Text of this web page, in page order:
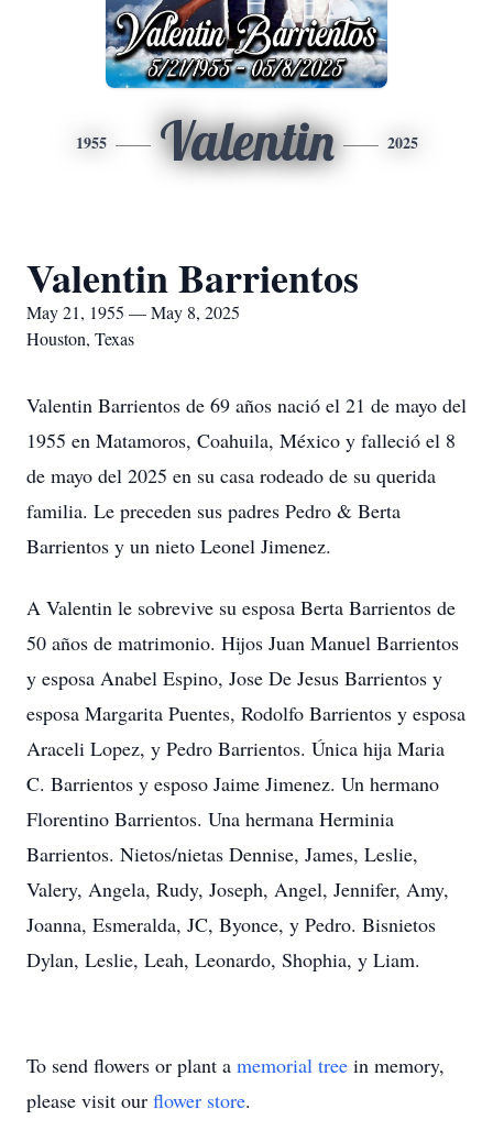
1955 Valentin 2025
Valentin Barrientos
May 21, 1955 — May 8, 2025
Houston, Texas
Valentin Barrientos de 69 años nació el 21 de mayo del
1955 en Matamoros, Coahuila, México y falleció el 8
de mayo del 2025 en su casa rodeado de su querida
familia. Le preceden sus padres Pedro & Berta
Barrientos y un nieto Leonel Jimenez.
A Valentin le sobrevive su esposa Berta Barrientos de
50 años de matrimonio. Hijos Juan Manuel Barrientos
y esposa Anabel Espino, Jose De Jesus Barrientos y
esposa Margarita Puentes, Rodolfo Barrientos y esposa
Araceli Lopez, y Pedro Barrientos. Única hija Maria
C. Barrientos y esposo Jaime Jimenez. Un hermano
Florentino Barrientos. Una hermana Herminia
Barrientos. Nietos/nietas Dennise, James, Leslie,
Valery, Angela, Rudy, Joseph, Angel, Jennifer, Amy,
Joanna, Esmeralda, JC, Byonce, y Pedro. Bisnietos
Dylan, Leslie, Leah, Leonardo, Shophia, y Liam.
To send flowers or plant a memorial tree in memory,
please visit our flower store.